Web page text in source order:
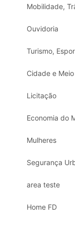
Mobilidade,
Ouvidoria
Cidade e
Licitação
Economia do
Mulheres
Segurança
area teste
Home FD